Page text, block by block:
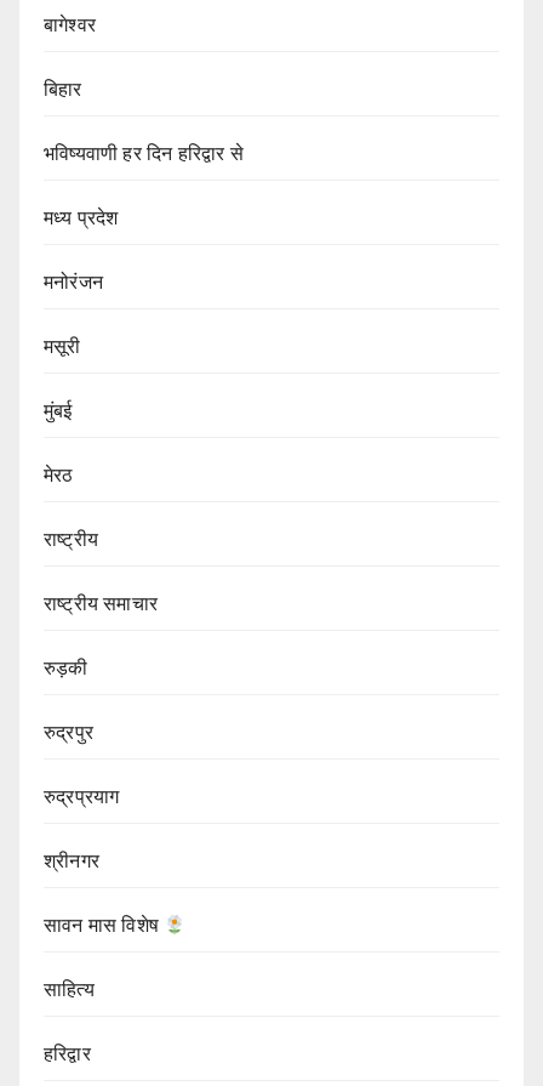
बागेश्वर
बिहार
भविष्यवाणी हर दिन हरिद्वार से
मध्य प्रदेश
मनोरंजन
मसूरी
मुंबई
मेरठ
राष्ट्रीय
राष्ट्रीय समाचार
रुड़की
रुद्रपुर
रुद्रप्रयाग
श्रीनगर
सावन मास विशेष
साहित्य
हरिद्वार